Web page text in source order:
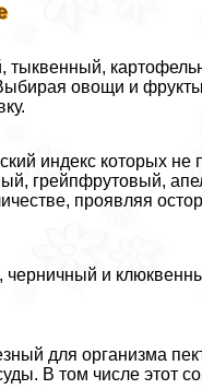
овощи и
индекс которых
грейпфрутовый,
проявляя
и
для организма
В том числе этот